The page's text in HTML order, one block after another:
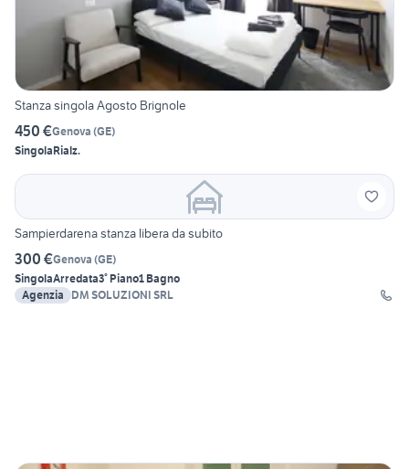
Stanza singola Agosto Brignole
450 €Genova (GE)
SingolaRialz.
Sampierdarena stanza libera da subito
300 €Genova (GE)
SingolaArredata3° Piano1 Bagno
Agenzia
DM SOLUZIONI SRL